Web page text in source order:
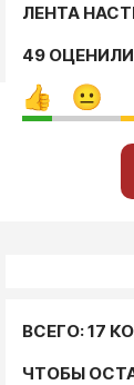
ЛЕНТА
49 ОЦЕНИЛИ
ВСЕГО: 17
ЧТОБЫ